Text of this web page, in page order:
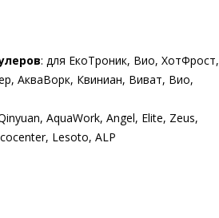
: для ЕкоТроник, Вио, ХотФрост,
АкваВорк, Квиниан, Виват, Вио,
AquaWork, Angel, Elite, Zeus,
Lesoto, ALP